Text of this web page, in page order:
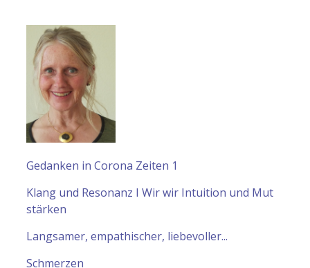
Gedanken in Corona Zeiten 1
Klang und Resonanz I Wir wir Intuition und Mut
stärken
Langsamer, empathischer, liebevoller...
Schmerzen